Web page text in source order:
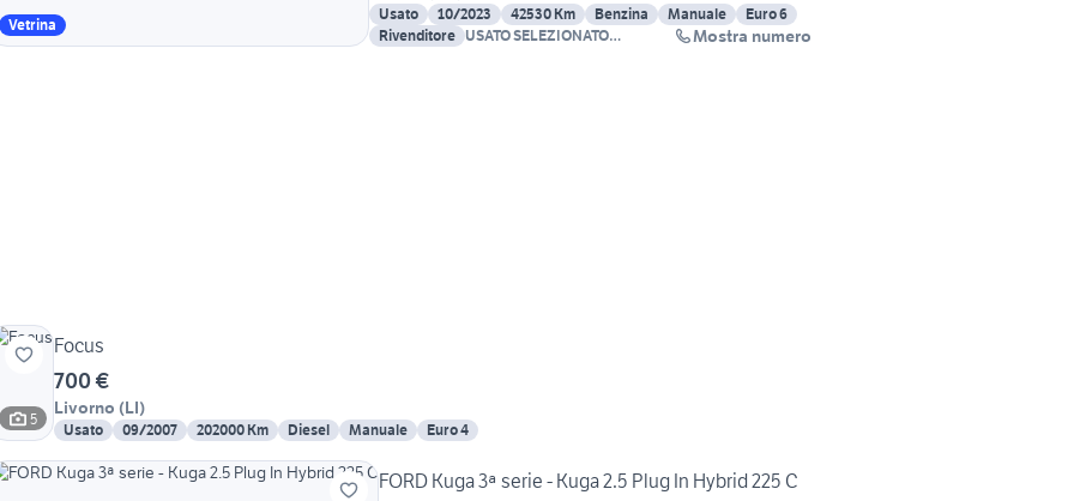
Vetrina
Usato 10/2023 42530 Km Benzina Manuale
Euro 6
Rivenditore USATO SELEZIONATO
Mostra numero
5
Focus
700 €
Livorno (LI)
Usato 09/2007 202000 Km Diesel Manuale Euro 4
FORD Kuga 3ª serie - Kuga 2.5 Plug In Hybrid 225 C